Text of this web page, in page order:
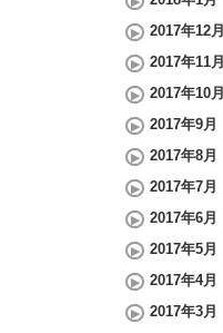
2017年12月
2017年11月
2017年10月
2017年9月
2017年8月
2017年7月
2017年6月
2017年5月
2017年4月
2017年3月